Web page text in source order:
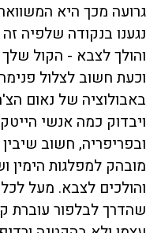
גרועה מכך היא
נגענו בנקודה שלפיה
והולך לצבא - הקול
וכעת חשוב לצלול
באבולוציה של נאום
ויבדוק כמה אנשי
ובפריפריה, חשוב
מובהק למפלגות
והולכים לצבא. מעל
שהדרך לבלפור עוברת